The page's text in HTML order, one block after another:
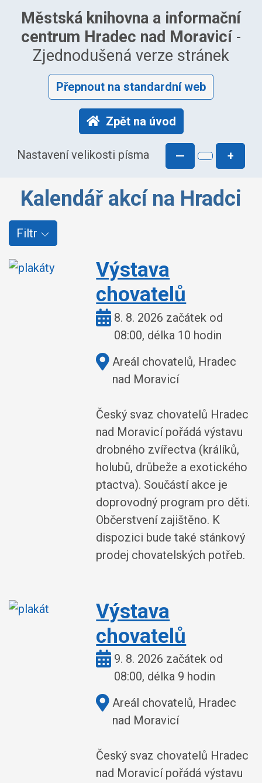
Městská knihovna a informační
centrum Hradec nad Moravicí-
Zjednodušená verze stránek
Přepnout na standardní web
Zpět na úvod
Nastavení velikosti písma — +
Kalendář akcí na Hradci
Filtr
Výstava
chovatelů
Kdy:8. 8. 2026 začátek od
08:00, délka 10 hodin
Kde:Areál chovatelů, Hradec
nad Moravicí
Český svaz chovatelů Hradec
nad Moravicí pořádá výstavu
drobného zvířectva (králíků,
holubů, drůbeže a exotického
ptactva). Součástí akce je
doprovodný program pro děti.
Občerstvení zajištěno. K
dispozici bude také stánkový
prodej chovatelských potřeb.
Výstava
chovatelů
Kdy:9. 8. 2026 začátek od
08:00, délka 9 hodin
Kde:Areál chovatelů, Hradec
nad Moravicí
Český svaz chovatelů Hradec
nad Moravicí pořádá výstavu